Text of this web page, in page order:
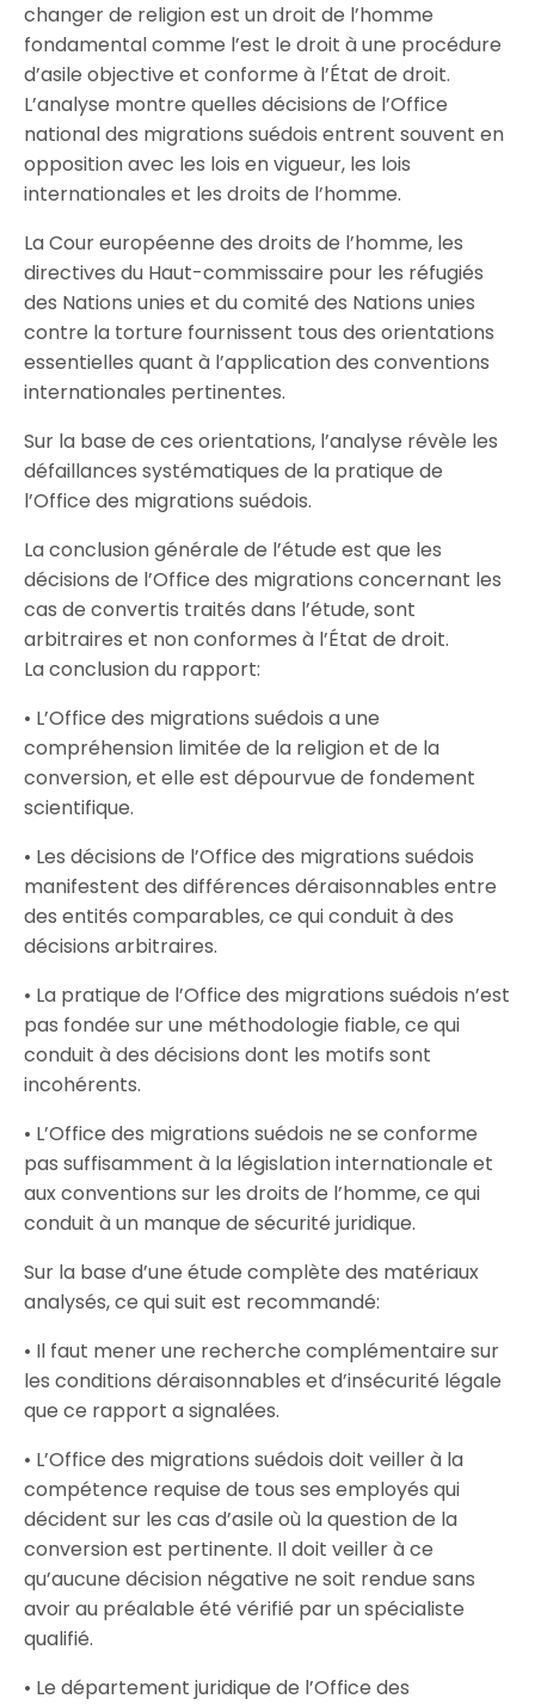
changer de religion est un droit de l’homme
fondamental comme l’est le droit à une procédure
d’asile objective et conforme à l’État de droit.
L’analyse montre quelles décisions de l’Office
national des migrations suédois entrent souvent en
opposition avec les lois en vigueur, les lois
internationales et les droits de l’homme.
La Cour européenne des droits de l’homme, les
directives du Haut-commissaire pour les réfugiés
des Nations unies et du comité des Nations unies
contre la torture fournissent tous des orientations
essentielles quant à l’application des conventions
internationales pertinentes.
Sur la base de ces orientations, l’analyse révèle les
défaillances systématiques de la pratique de
l’Office des migrations suédois.
La conclusion générale de l’étude est que les
décisions de l’Office des migrations concernant les
cas de convertis traités dans l’étude, sont
arbitraires et non conformes à l’État de droit.
La conclusion du rapport:
• L’Office des migrations suédois a une
compréhension limitée de la religion et de la
conversion, et elle est dépourvue de fondement
scientifique.
• Les décisions de l’Office des migrations suédois
manifestent des différences déraisonnables entre
des entités comparables, ce qui conduit à des
décisions arbitraires.
• La pratique de l’Office des migrations suédois n’est
pas fondée sur une méthodologie fiable, ce qui
conduit à des décisions dont les motifs sont
incohérents.
• L’Office des migrations suédois ne se conforme
pas suffisamment à la législation internationale et
aux conventions sur les droits de l’homme, ce qui
conduit à un manque de sécurité juridique.
Sur la base d’une étude complète des matériaux
analysés, ce qui suit est recommandé:
• Il faut mener une recherche complémentaire sur
les conditions déraisonnables et d’insécurité légale
que ce rapport a signalées.
• L’Office des migrations suédois doit veiller à la
compétence requise de tous ses employés qui
décident sur les cas d’asile où la question de la
conversion est pertinente. Il doit veiller à ce
qu’aucune décision négative ne soit rendue sans
avoir au préalable été vérifié par un spécialiste
qualifié.
• Le département juridique de l’Office des